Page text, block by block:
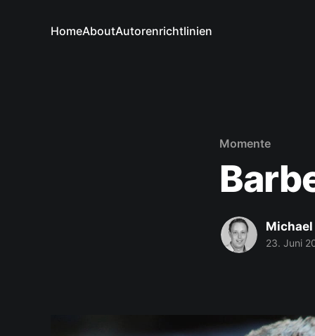
HomeAboutAutorenrichtlinien
Momente
Michael
23. Juni